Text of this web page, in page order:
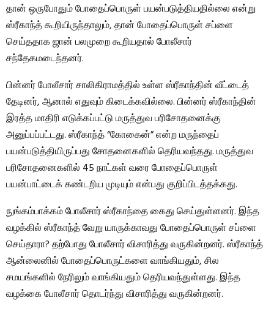
தான் ஒருபோதும் போதைப்பொருள் பயன்படுத்தியதில்லை என்று
ஸ்ரீகாந்த் கூறியிருந்தாலும், தான் போதைப்பொருள் சப்ளை
செய்ததாக ஜான் பலமுறை கூறியதால் போலீசார்
சந்தேகமடைந்தனர்.
பின்னர் போலீசார் சாலிகிராமத்தில் உள்ள ஸ்ரீகாந்தின் வீட்டைத்
தேடினர், ஆனால் எதுவும் கிடைக்கவில்லை. பின்னர் ஸ்ரீகாந்தின்
இரத்த மாதிரி எடுக்கப்பட்டு மருத்துவ பரிசோதனைக்கு
அனுப்பப்பட்டது. ஸ்ரீகாந்த் “கோகைன்” என்ற மருந்தைப்
பயன்படுத்தியிருப்பது சோதனைகளில் தெரியவந்தது. மருத்துவ
பரிசோதனைகளில் 45 நாட்கள் வரை போதைப்பொருள்
பயன்பாட்டைக் கண்டறிய முடியும் என்பது குறிப்பிடத்தக்கது.
நுங்கம்பாக்கம் போலீசார் ஸ்ரீகாந்தை கைது செய்துள்ளனர். இந்த
வழக்கில் ஸ்ரீகாந்த் வேறு யாருக்காவது போதைப்பொருள் சப்ளை
செய்தாரா? தற்போது போலீசார் விசாரித்து வருகின்றனர். ஸ்ரீகாந்த்
ஆன்லைனில் போதைப்பொருட்களை வாங்கியதும், சில
சமயங்களில் நேரிலும் வாங்கியதும் தெரியவந்துள்ளது. இந்த
வழக்கை போலீசார் தொடர்ந்து விசாரித்து வருகின்றனர்.